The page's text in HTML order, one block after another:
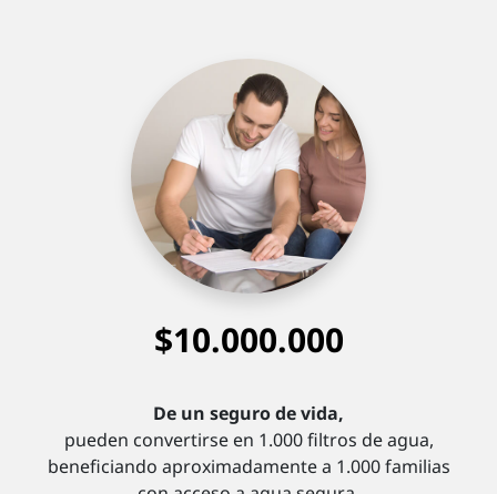
$10.000.000
De un seguro de vida,
pueden convertirse en 1.000 filtros de agua,
beneficiando aproximadamente a 1.000 familias